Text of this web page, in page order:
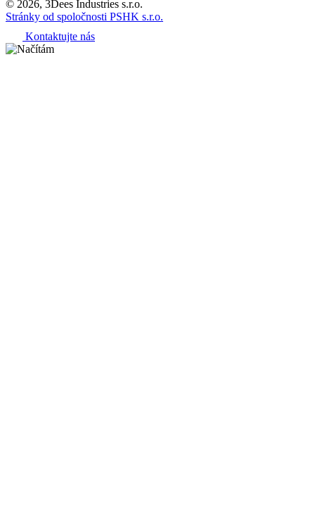
© 2026, 3Dees Industries s.r.o.
Stránky od spoločnosti PSHK s.r.o.
Kontaktujte nás